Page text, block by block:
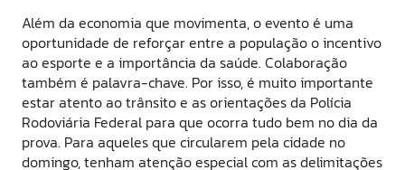
Além da economia que movimenta, o evento é uma
oportunidade de reforçar entre a população o incentivo
ao esporte e a importância da saúde. Colaboração
também é palavra-chave. Por isso, é muito importante
estar atento ao trânsito e as orientações da Polícia
Rodoviária Federal para que ocorra tudo bem no dia da
prova. Para aqueles que circularem pela cidade no
domingo, tenham atenção especial com as delimitações